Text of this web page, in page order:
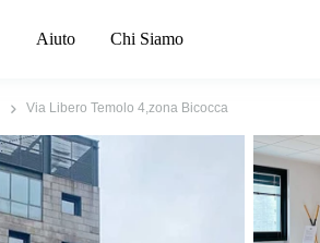
Aiuto Chi Siamo
Via Libero Temolo 4,zona Bicocca